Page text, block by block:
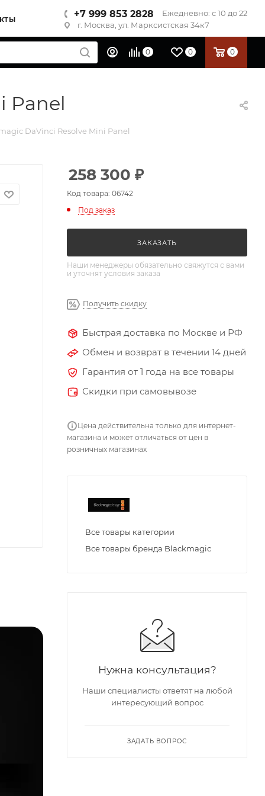
+7 999 853 2828
Ежедневно: с 10 до 22
г. Москва, ул. Марксистская 34к7
0 0 0
Panel
DaVinci Resolve Mini Panel
258 300 ₽
Код товара: 06742
Под заказ
ЗАКАЗАТЬ
Наши менеджеры обязательно свяжутся с вами
и уточнят условия заказа
Получить скидку
Быстрая доставка по Москве и РФ
Обмен и возврат в течении 14 дней
Гарантия от 1 года на все товары
Скидки при самовывозе
Цена действительна только для интернет-
магазина и может отличаться от цен в
розничных магазинах
Все товары категории
Все товары бренда Blackmagic
Нужна консультация?
Наши специалисты ответят на любой
интересующий вопрос
ЗАДАТЬ ВОПРОС